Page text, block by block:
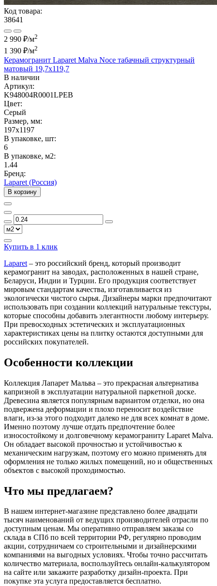
Код товара:
38641
2 990 ₽/м2
1 390 ₽/м2
Керамогранит Laparet Malva Noce табачный структурный
матовый 19,7x119,7
В наличии
Артикул:
K948004R0001LPEB
Цвет:
Серый
Размер, мм:
197x1197
В упаковке, шт:
6
В упаковке, м2:
1.44
Бренд:
Laparet (Россия)
В корзину
Купить в 1 клик
Laparet – это российский бренд, который производит
керамогранит на заводах, расположенных в нашей стране,
Беларуси, Индии и Турции. Его продукция соответствует
мировым стандартам качества, изготавливается из
экологически чистого сырья. Дизайнеры марки предпочитают
использовать при создании коллекций натуральные текстуры,
которые способны добавить элегантности любому интерьеру.
При превосходных эстетических и эксплуатационных
характеристиках цены на плитку остаются доступными для
российских покупателей.
Особенности коллекции
Коллекция Лапарет Мальва – это прекрасная альтернатива
капризной в эксплуатации натуральной паркетной доске.
Древесина является популярным вариантом отделки, но она
подвержена деформации и плохо переносит воздействие
влаги, из-за этого подходит далеко не для всех комнат в доме.
Именно поэтому лучше отдать предпочтение более
износостойкому и долговечному керамограниту Laparet Malva.
Он обладает высокой прочностью и устойчивостью к
механическим нагрузкам, поэтому его можно применять для
оформления не только жилых помещений, но и общественных
объектов с высокой проходимостью.
Что мы предлагаем?
В нашем интернет-магазине представлено более двадцати
тысяч наименований от ведущих производителей отрасли по
доступным ценам. Мы оперативно отправляем заказы со
склада в СПб по всей территории РФ, регулярно проводим
акции, сотрудничаем со строительными и дизайнерскими
компаниями на выгодных условиях. Чтобы точно рассчитать
количество материала, воспользуйтесь онлайн-калькулятором
на сайте или закажите разработку дизайн-проекта. При
покупке эта услуга предоставляется бесплатно.